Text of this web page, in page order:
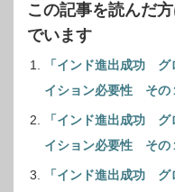
この記事を読んだ
でいます
「インド進出成功 グ
イション必要性 その
「インド進出成功 グ
イション必要性 その
「インド進出成功 グ